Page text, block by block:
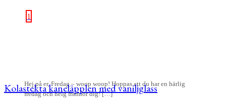
1
Hej på er, Fredag – woop woop! Hoppas att du har en härlig
fredag och helg framför dig! […]
Kolastekta kaneläpplen med vaniljglass